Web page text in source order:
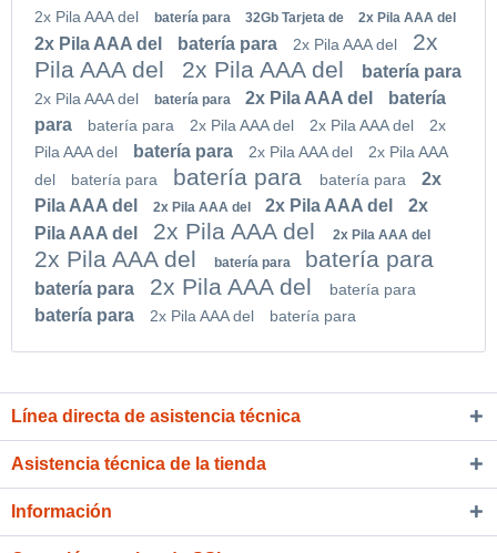
2x Pila AAA del batería para 32Gb Tarjeta de 2x Pila AAA del
2x Pila AAA del batería para 2x Pila AAA del
2x
Pila AAA del
2x Pila AAA del batería para
2x Pila AAA del batería para 2x Pila AAA del
batería
para
batería para 2x Pila AAA del 2x Pila AAA del
2x
Pila AAA del
batería para 2x Pila AAA del
2x Pila AAA
del
batería para batería para batería para
2x
Pila AAA del
2x Pila AAA del 2x Pila AAA del
2x
Pila AAA del
2x Pila AAA del 2x Pila AAA del
2x Pila AAA del batería para batería para
batería para 2x Pila AAA del batería para
batería para 2x Pila AAA del batería para
Línea directa de asistencia técnica
Asistencia técnica de la tienda
Información